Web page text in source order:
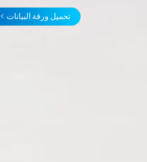
تحميل ورقة البيانات >